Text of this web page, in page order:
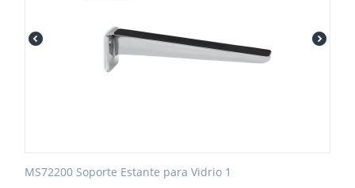
MS72200 Soporte Estante para Vidrio 1